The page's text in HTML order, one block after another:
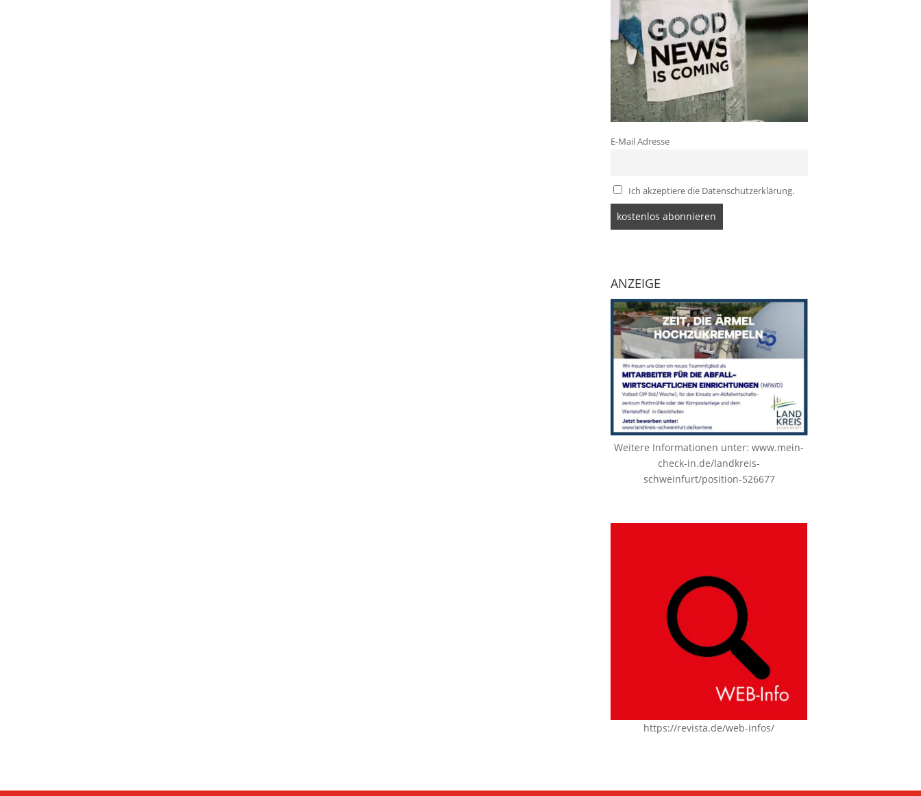
E-Mail Adresse
Ich akzeptiere die Datenschutzerklärung.
ANZEIGE
Weitere Informationen unter:www.mein-
check-in.de/landkreis-
schweinfurt/position-526677
https://revista.de/web-infos/